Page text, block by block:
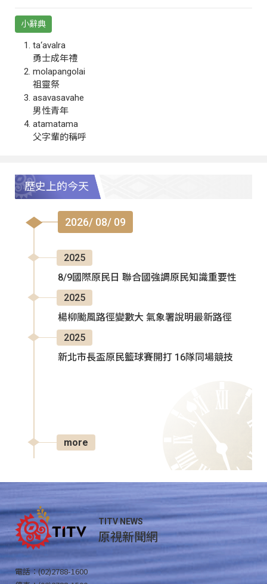
小辭典
ta‘avalra
勇士成年禮
molapangolai
祖靈祭
asavasavahe
男性青年
atamatama
父字輩的稱呼
歷史上的今天
2026/ 08/ 09
2025
8/9國際原民日 聯合國強調原民知識重要性
2025
楊柳颱風路徑變數大 氣象署說明最新路徑
2025
新北市長盃原民籃球賽開打 16隊同場競技
more
TITV NEWS
原視新聞網
電話：(02)2788-1600